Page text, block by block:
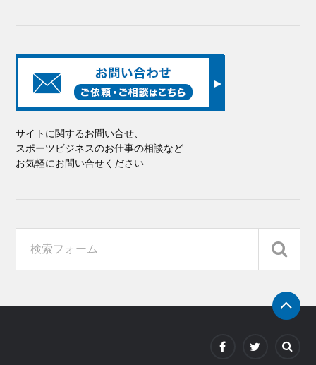
サイトに関するお問い合せ、
スポーツビジネスのお仕事の相談など
お気軽にお問い合せください